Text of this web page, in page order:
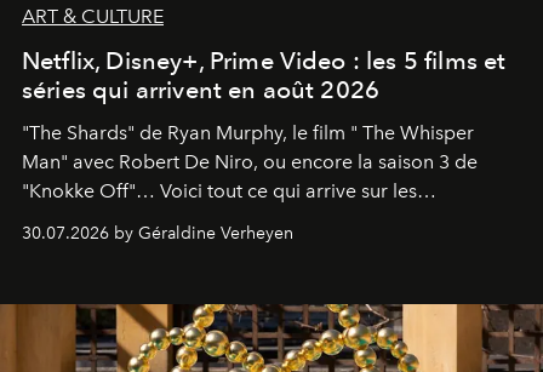
ART & CULTURE
Netflix, Disney+, Prime Video : les 5 films et
séries qui arrivent en août 2026
"The Shards" de Ryan Murphy, le film " The Whisper
Man" avec Robert De Niro, ou encore la saison 3 de
"Knokke Off"… Voici tout ce qui arrive sur les
30.07.2026 by Géraldine Verheyen